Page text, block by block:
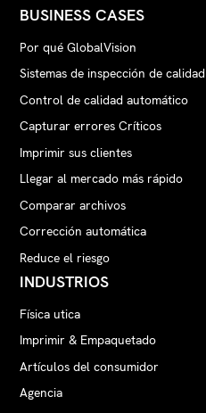
BUSINESS CASES
Por qué GlobalVision
Sistemas de inspección de calidad
Control de calidad automático
Capturar errores Críticos
Imprimir sus clientes
Llegar al mercado más rápido
Comparar archivos
Corrección automática
Reduce el riesgo
INDUSTRIOS
Física utica
Imprimir & Empaquetado
Artículos del consumidor
Agencia